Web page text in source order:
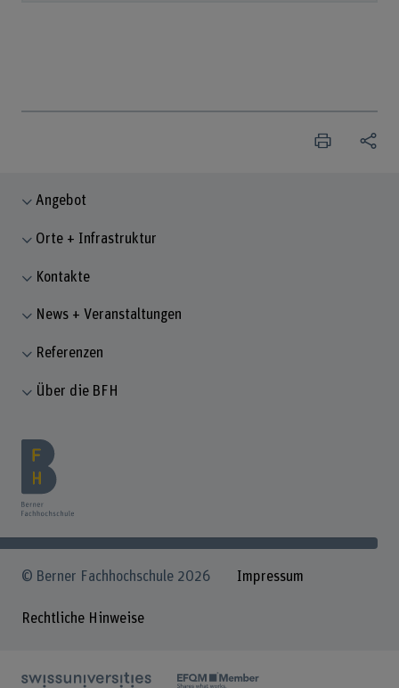
Angebot
Orte + Infrastruktur
Kontakte
News + Veranstaltungen
Referenzen
Über die BFH
© Berner Fachhochschule 2026 Impressum
Rechtliche Hinweise